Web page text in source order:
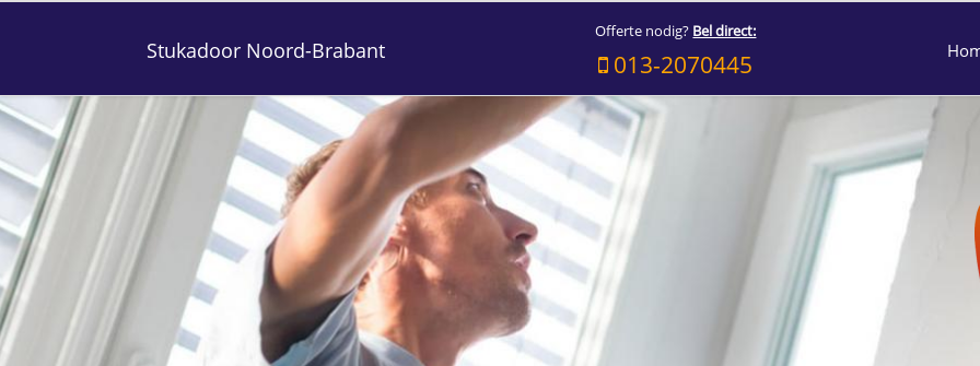
Stukadoor Noord-Brabant
Offerte nodig? Bel direct:
013-2070445